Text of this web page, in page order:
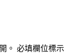
。 必填欄位標示